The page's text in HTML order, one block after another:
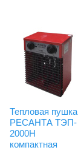
Тепловая пушка
РЕСАНТА ТЭП-
2000Н
компактная